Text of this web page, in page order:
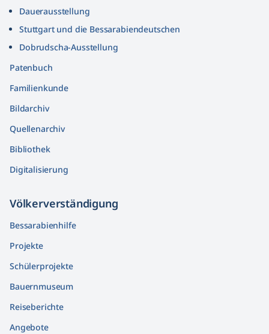
Dauerausstellung
Stuttgart und die Bessarabiendeutschen
Dobrudscha­-Ausstellung
Patenbuch
Familienkunde
Bildarchiv
Quellenarchiv
Bibliothek
Digitalisierung
Völkerver­ständigung
Bessarabienhilfe
Projekte
Schülerprojekte
Bauernmuseum
Reiseberichte
Angebote